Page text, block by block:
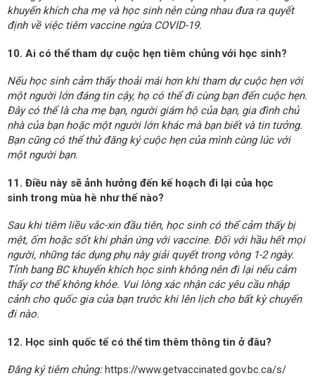
khuyến khích cha mẹ và học sinh nên cùng nhau đưa ra quyết
định về việc tiêm vaccine ngừa COVID-19.
10. Ai có thể tham dự cuộc hẹn tiêm chủng với học sinh?
Nếu học sinh cảm thấy thoải mái hơn khi tham dự cuộc hẹn với
một người lớn đáng tin cậy, họ có thể đi cùng bạn đến cuộc hẹn.
Đây có thể là cha mẹ bạn, người giám hộ của bạn, gia đình chủ
nhà của bạn hoặc một người lớn khác mà bạn biết và tin tưởng.
Bạn cũng có thể thử đăng ký cuộc hẹn của mình cùng lúc với
một người bạn.
11. Điều này sẽ ảnh hưởng đến kế hoạch đi lại của học
sinh trong mùa hè như thế nào?
Sau khi tiêm liều vắc-xin đầu tiên, học sinh có thể cảm thấy bị
mệt, ốm hoặc sốt khi phản ứng với vaccine. Đối với hầu hết mọi
người, những tác dụng phụ này giải quyết trong vòng 1-2 ngày.
Tỉnh bang BC khuyến khích học sinh không nên đi lại nếu cảm
thấy cơ thể không khỏe. Vui lòng xác nhận các yêu cầu nhập
cảnh cho quốc gia của bạn trước khi lên lịch cho bất kỳ chuyến
đi nào.
12. Học sinh quốc tế có thể tìm thêm thông tin ở đâu?
Đăng ký tiêm chủng:https://www.getvaccinated.gov.bc.ca/s/